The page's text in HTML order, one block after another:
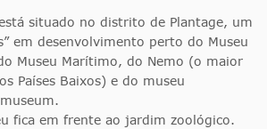
situado no distrito de Plantage, um
em desenvolvimento perto do Museu
Museu Marítimo, do Nemo (o maior
Países Baixos) e do museu
fica em frente ao jardim zoológico.